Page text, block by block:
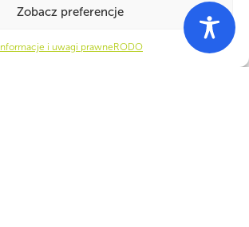
Zobacz preferencje
Informacje i uwagi prawne RODO